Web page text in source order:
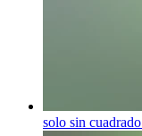
solo sin cuadrado